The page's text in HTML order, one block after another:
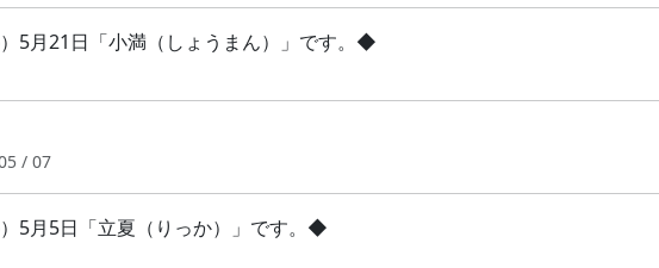
5月21日「小満（しょうまん）」です。◆
/ 07
5月5日「立夏（りっか）」です。◆